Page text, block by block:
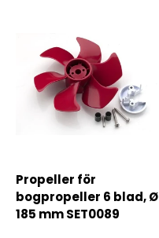
Propeller för
bogpropeller 6 blad, Ø
185 mm SET0089